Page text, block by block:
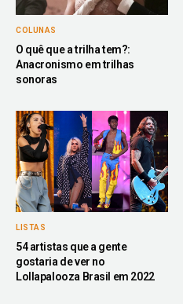
COLUNAS
O quê que a trilha tem?:
Anacronismo em trilhas
sonoras
LISTAS
54 artistas que a gente
gostaria de ver no
Lollapalooza Brasil em 2022